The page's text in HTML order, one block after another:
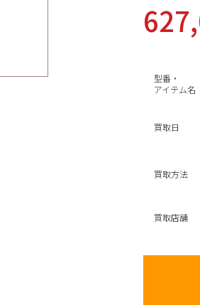
型番・
アイテム名
買取日
買取方法
買取店舗